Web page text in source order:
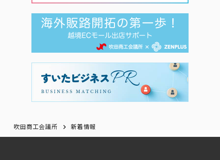
吹田商工会議所 新着情報